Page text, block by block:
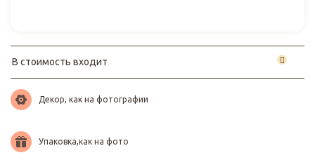
В стоимость входит
Декор, как на фотографии
Упаковка,как на фото